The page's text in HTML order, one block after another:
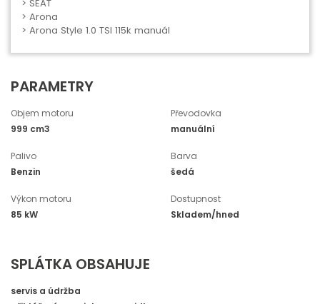
> SEAT
> Arona
> Arona Style 1.0 TSI 115k manuál
PARAMETRY
Objem motoru
999 cm3
Převodovka
manuální
Palivo
Benzin
Barva
šedá
Výkon motoru
85 kW
Dostupnost
Skladem/hned
SPLÁTKA OBSAHUJE
servis a údržba